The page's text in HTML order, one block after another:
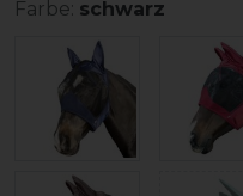
Farbe: schwarz